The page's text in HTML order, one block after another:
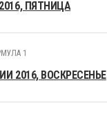
ПЯТНИЦА
1
2016, ВОСКРЕСЕНЬЕ